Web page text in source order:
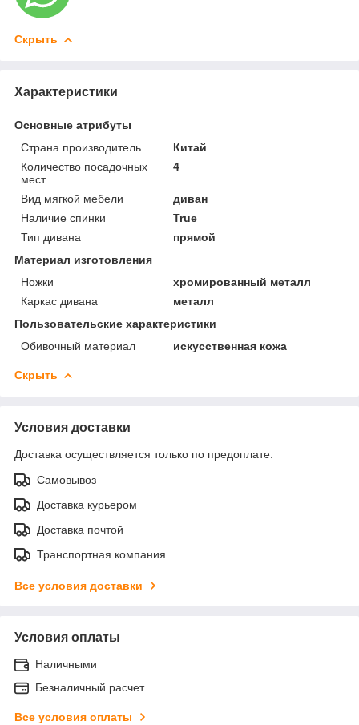
Скрыть
Характеристики
Основные атрибуты
Страна производитель
Китай
Количество посадочных
мест
4
Вид мягкой мебели
диван
Наличие спинки
True
Тип дивана
прямой
Материал изготовления
Ножки
хромированный металл
Каркас дивана
металл
Пользовательские характеристики
Обивочный материал
искусственная кожа
Скрыть
Условия доставки
Доставка осуществляется только по предоплате.
Самовывоз
Доставка курьером
Доставка почтой
Транспортная компания
Все условия доставки
Условия оплаты
Наличными
Безналичный расчет
Все условия оплаты